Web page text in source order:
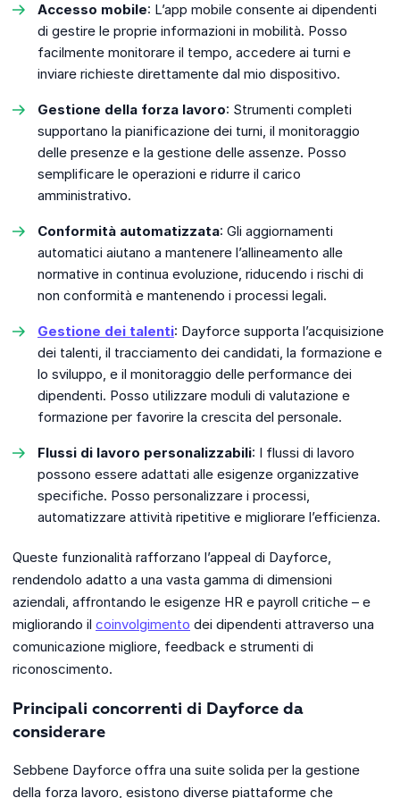
Accesso mobile: L’app mobile consente ai dipendenti
di gestire le proprie informazioni in mobilità. Posso
facilmente monitorare il tempo, accedere ai turni e
inviare richieste direttamente dal mio dispositivo.
Gestione della forza lavoro: Strumenti completi
supportano la pianificazione dei turni, il monitoraggio
delle presenze e la gestione delle assenze. Posso
semplificare le operazioni e ridurre il carico
amministrativo.
Conformità automatizzata: Gli aggiornamenti
automatici aiutano a mantenere l’allineamento alle
normative in continua evoluzione, riducendo i rischi di
non conformità e mantenendo i processi legali.
Gestione dei talenti: Dayforce supporta l’acquisizione
dei talenti, il tracciamento dei candidati, la formazione e
lo sviluppo, e il monitoraggio delle performance dei
dipendenti. Posso utilizzare moduli di valutazione e
formazione per favorire la crescita del personale.
Flussi di lavoro personalizzabili: I flussi di lavoro
possono essere adattati alle esigenze organizzative
specifiche. Posso personalizzare i processi,
automatizzare attività ripetitive e migliorare l’efficienza.
Queste funzionalità rafforzano l’appeal di Dayforce,
rendendolo adatto a una vasta gamma di dimensioni
aziendali, affrontando le esigenze HR e payroll critiche – e
migliorando il coinvolgimento dei dipendenti attraverso una
comunicazione migliore, feedback e strumenti di
riconoscimento.
Principali concorrenti di Dayforce da
considerare
Sebbene Dayforce offra una suite solida per la gestione
della forza lavoro, esistono diverse piattaforme che